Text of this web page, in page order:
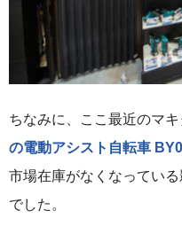
ちなみに、ここ最近のマ
の電動アシスト自転車
市場在庫がなくなってい
でした。